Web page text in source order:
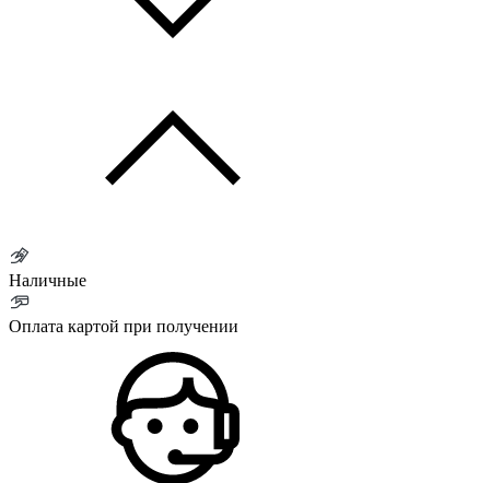
Наличные
Оплата картой при получении